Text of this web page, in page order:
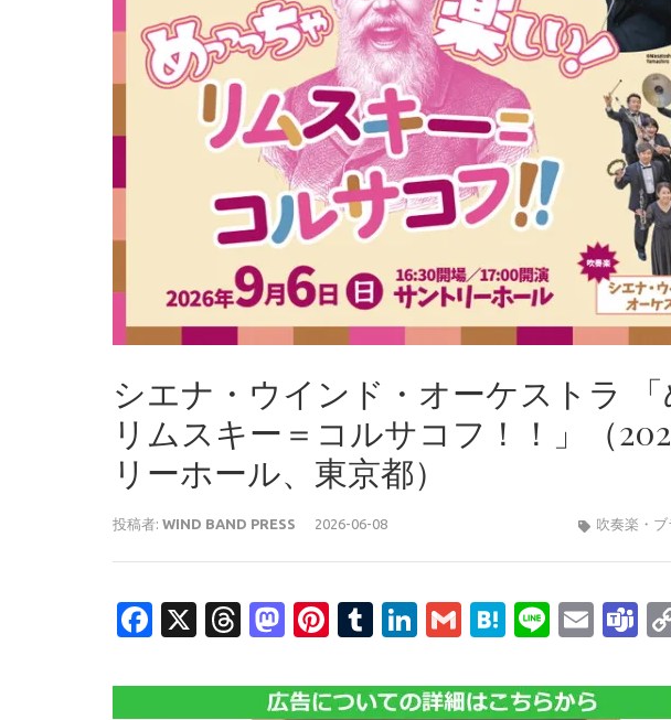
シエナ・ウインド・オーケストラ
リムスキー＝コルサコフ！！」（
リーホール、東京都）
投稿者: WIND BAND PRESS 2026-06-08 吹奏楽・ブ
Facebook
X Threads
Mastodon
Pinterest
Tumblr
LinkedIn
GmailHatena
Line